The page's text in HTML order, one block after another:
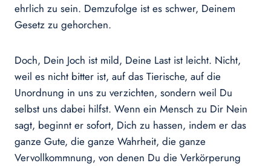
ehrlich zu sein. Demzufolge ist es schwer, Deinem
Gesetz zu gehorchen.
Doch, Dein Joch ist mild, Deine Last ist leicht. Nicht,
weil es nicht bitter ist, auf das Tierische, auf die
Unordnung in uns zu verzichten, sondern weil Du
selbst uns dabei hilfst. Wenn ein Mensch zu Dir Nein
sagt, beginnt er sofort, Dich zu hassen, indem er das
ganze Gute, die ganze Wahrheit, die ganze
Vervollkommnung, von denen Du die Verkörperung